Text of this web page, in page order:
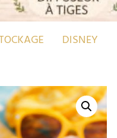
DISNEY